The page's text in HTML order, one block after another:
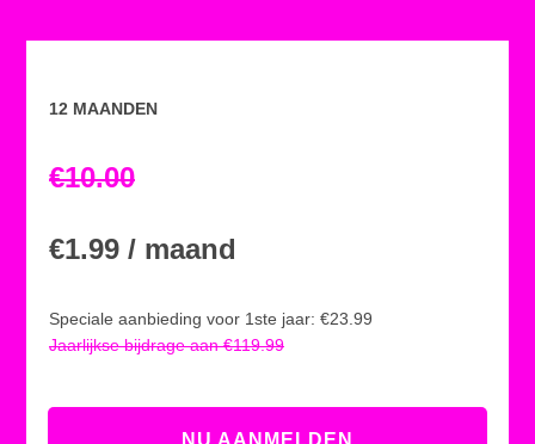
12 MAANDEN
€10.00
€1.99 / maand
Speciale aanbieding voor 1ste jaar: €23.99
Jaarlijkse bijdrage aan €119.99
NU AANMELDEN